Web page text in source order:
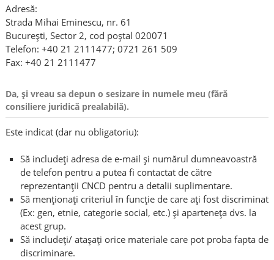
Adresă:
Strada Mihai Eminescu, nr. 61
Bucureşti, Sector 2, cod poştal 020071
Telefon: +40 21 2111477; 0721 261 509
Fax: +40 21 2111477
Da, și vreau sa depun o sesizare in numele meu (fără
consiliere juridică prealabilă).
Este indicat (dar nu obligatoriu):
Să includeți adresa de e-mail și numărul dumneavoastră
de telefon pentru a putea fi contactat de către
reprezentanții CNCD pentru a detalii suplimentare.
Să menționați criteriul în funcție de care ați fost discriminat
(Ex: gen, etnie, categorie social, etc.) și aparteneța dvs. la
acest grup.
Să includeți/ atașați orice materiale care pot proba fapta de
discriminare.